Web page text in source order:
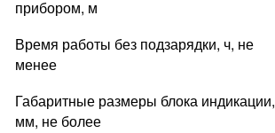
прибором, м
Время работы без подзарядки, ч, не
менее
Габаритные размеры блока индикации,
мм, не более